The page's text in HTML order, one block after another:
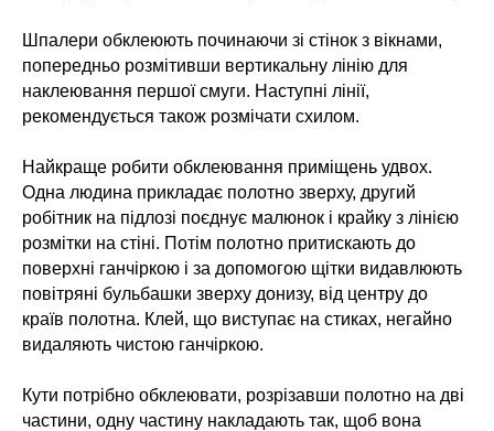
Шпалери обклеюють починаючи зі стінок з вікнами,
попередньо розмітивши вертикальну лінію для
наклеювання першої смуги. Наступні лінії,
рекомендується також розмічати схилом.
Найкраще робити обклеювання приміщень удвох.
Одна людина прикладає полотно зверху, другий
робітник на підлозі поєднує малюнок і крайку з лінією
розмітки на стіні. Потім полотно притискають до
поверхні ганчіркою і за допомогою щітки видавлюють
повітряні бульбашки зверху донизу, від центру до
країв полотна. Клей, що виступає на стиках, негайно
видаляють чистою ганчіркою.
Кути потрібно обклеювати, розрізавши полотно на дві
частини, одну частину накладають так, щоб вона